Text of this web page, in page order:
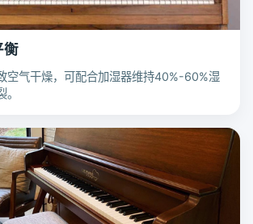
衡
空气干燥，可配合加湿器维持40%-60%湿